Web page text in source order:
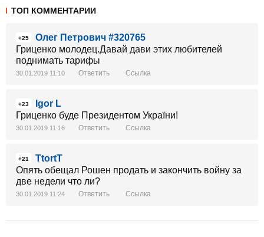
ТОП КОММЕНТАРИИ
+25
Олег Петрович #320765
Гриценко молодец.Давай дави этих любителей
поднимать тарифы
30.01.2019 11:10 Ответить Ссылка
+23
Igor L
Гриценко буде Президентом України!
30.01.2019 11:16 Ответить Ссылка
+21
TtortT
Опять обещал Рошен продать и закончить войну за
две недели что ли?
30.01.2019 11:24 Ответить Ссылка